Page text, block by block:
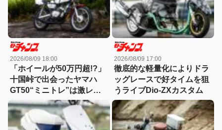
2026/08/09 18:00
「ホイールが50万円超!?」
十国峠で出会ったヤマハ
GT50“ミニトレ”は激レア
パーツのオンパレードだっ
た！【原付カスタム】
2026/08/09 17:00
徹底的な軽量化によりドラ
ッグレースで好タイムを狙
うライブDio-ZXカスタム